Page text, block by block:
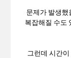
문제가 발생했
복잡해질 수도
그런데 시간